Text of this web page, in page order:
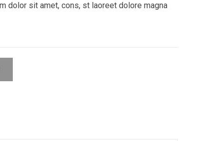
dolor sit amet, cons, st laoreet dolore magna